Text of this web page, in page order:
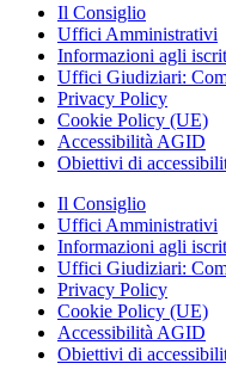
Il Consiglio
Uffici Amministrativi
Informazioni agli
Uffici Giudiziari:
Privacy Policy
Cookie Policy (UE)
Accessibilità AGID
Obiettivi di
Il Consiglio
Uffici Amministrativi
Informazioni agli
Uffici Giudiziari:
Privacy Policy
Cookie Policy (UE)
Accessibilità AGID
Obiettivi di